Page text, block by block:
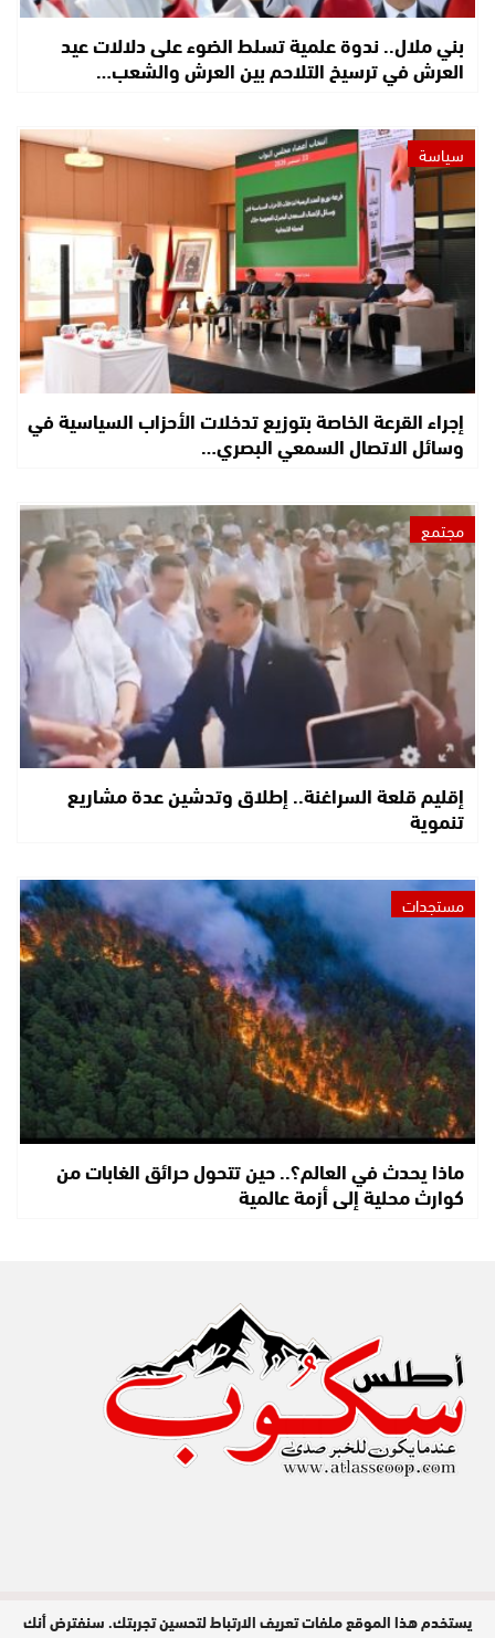
بني ملال.. ندوة علمية تسلط الضوء على دلالات عيد
العرش في ترسيخ التلاحم بين العرش والشعب…
سياسة
إجراء القرعة الخاصة بتوزيع تدخلات الأحزاب السياسية في
وسائل الاتصال السمعي البصري…
مجتمع
إقليم قلعة السراغنة.. إطلاق وتدشين عدة مشاريع
تنموية
مستجدات
ماذا يحدث في العالم؟.. حين تتحول حرائق الغابات من
كوارث محلية إلى أزمة عالمية
مدير النشر : عبد الله عزي / جميع الحقوق
يستخدم هذا الموقع ملفات تعريف الارتباط لتحسين تجربتك. سنفترض أنك